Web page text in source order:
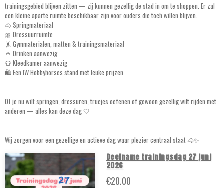
trainingsgebied blijven zitten — zij kunnen gezellig de stad in om te shoppen. Er zal
een kleine aparte ruimte beschikbaar zijn voor ouders die toch willen blijven.
🐴 Springmateriaal
🎀 Dressuurruimte
🤸 Gymmaterialen, matten & trainingsmateriaal
🥤 Drinken aanwezig
👕 Kleedkamer aanwezig
🛍️ Een IW Hobbyhorses stand met leuke prijzen
Of je nu wilt springen, dressuren, trucjes oefenen of gewoon gezellig wilt rijden met
anderen — alles kan deze dag 🤍
Wij zorgen voor een gezellige en actieve dag waar plezier centraal staat 🐴✨
Deelname trainingsdag 27 juni
2026
€20.00